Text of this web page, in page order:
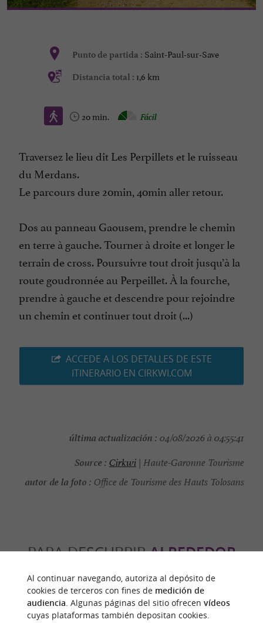
Punto de partida : Saint-Paul-sur-Save
Distancia total : 1,6 km
20 min. Fácil
Traversez le lieu dit Les Perpillets et le ruisseau
du Merdans.
Le parcours dure 20min, 40min aller retour.
Dos au panneau Gaousem, prendre le chemin
en terre à gauche. Tourner à droite et longer le
terrain de cross. Poursuivre tout droit jusqu’à la
route goudronnée au Perpeillet. À la fourche,
prendre à gauche et descendre pour rejoindre
un chemin et continuer tout droit (...)
ACCEDE A LOS DETALLES DE ESTE
ITINERARIO EN CIRKWI.COM
última actualización : 04/08/2026 à 04:55:41
Source : Cirkwi | Haute-Garonne Tourisme
autor de la foto : Office de Tourisme des Hauts Tolosans
PARA DESCUBRIRALREDEDOR
Descubrir Información Alojamiento
Al continuar navegando, autoriza al depósito de
cookies de terceros con fines de medición de
audiencia . Algunas páginas del sitio ofrecen vídeos
cuyas plataformas también depositan cookies.